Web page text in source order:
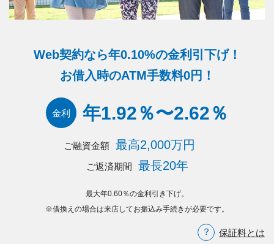
Web契約なら年0.10%の金利引下げ！
お借入時のATM手数料0円！
金利 年1.92％〜2.62％
ご融資金額 最高2,000万円
ご返済期間 最長20年
最大年0.60％の金利引き下げ。
※借換えの場合は来店してお振込み手続きが必要です。
保証料とは